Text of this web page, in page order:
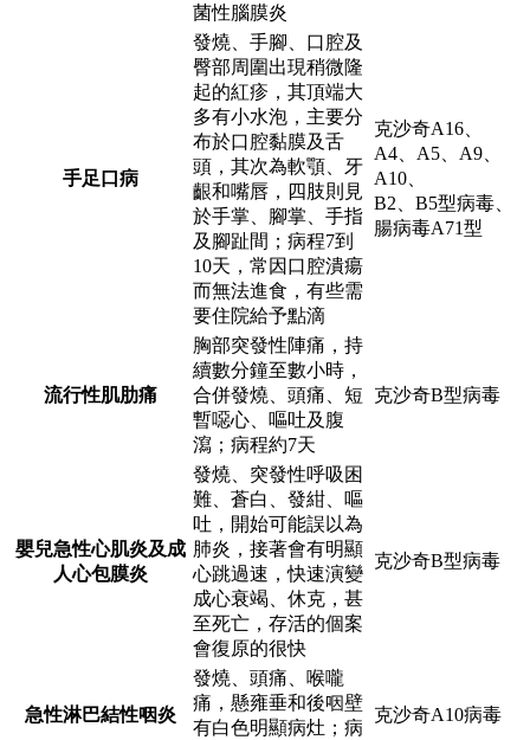
菌性腦膜炎
手足口病
發燒、手腳、口腔及
臀部周圍出現稍微隆
起的紅疹，其頂端大
多有小水泡，主要分
布於口腔黏膜及舌
頭，其次為軟顎、牙
齦和嘴唇，四肢則見
於手掌、腳掌、手指
及腳趾間；病程7到
10天，常因口腔潰瘍
而無法進食，有些需
要住院給予點滴
克沙奇A16、
A4、A5、A9、
A10、
B2、B5型病毒、
腸病毒A71型
流行性肌肋痛
胸部突發性陣痛，持
續數分鐘至數小時，
合併發燒、頭痛、短
暫噁心、嘔吐及腹
瀉；病程約7天
克沙奇B型病毒
嬰兒急性心肌炎及成
人心包膜炎
發燒、突發性呼吸困
難、蒼白、發紺、嘔
吐，開始可能誤以為
肺炎，接著會有明顯
心跳過速，快速演變
成心衰竭、休克，甚
至死亡，存活的個案
會復原的很快
克沙奇B型病毒
急性淋巴結性咽炎
發燒、頭痛、喉嚨
痛，懸雍垂和後咽壁
有白色明顯病灶；病
克沙奇A10病毒